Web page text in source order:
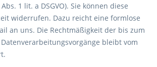
1 lit. a DSGVO). Sie können diese
widerrufen. Dazu reicht eine formlose
an uns. Die Rechtmäßigkeit der bis zum
bleibt vom